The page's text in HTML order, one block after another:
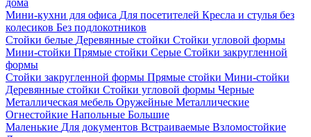
дома
Мини-кухни для офиса Для посетителей Кресла и стулья без
колесиков Без подлокотников
Стойки белые Деревянные стойки Стойки угловой формы
Мини-стойки Прямые стойки Серые Стойки закругленной
формы
Стойки закругленной формы Прямые стойки Мини-стойки
Деревянные стойки Стойки угловой формы Черные
Металлическая мебель Оружейные Металлические
Огнестойкие Напольные Большие
Маленькие Для документов Встраиваемые Взломостойкие